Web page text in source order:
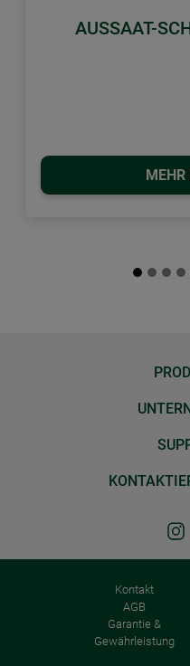
AUSSAAT-
MEHR
Kontakt
AGB
Garantie &
Gewährleistung